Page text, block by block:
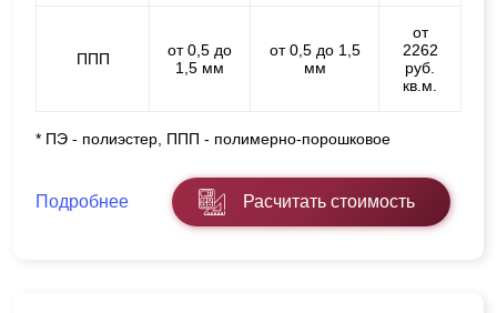
ППП
от 0,5 до
1,5 мм
от 0,5 до 1,5
мм
от
2262
руб.
кв.м.
* ПЭ - полиэстер, ППП - полимерно-порошковое
Подробнее Расчитать стоимость